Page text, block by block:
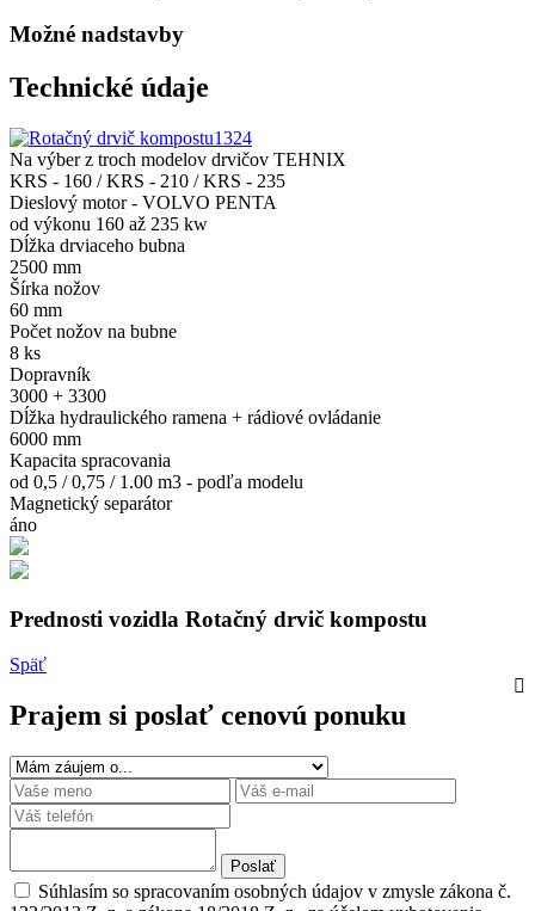
Možné nadstavby
Technické údaje
Na výber z troch modelov drvičov TEHNIX
KRS - 160 / KRS - 210 / KRS - 235
Dieslový motor - VOLVO PENTA
od výkonu 160 až 235 kw
Dĺžka drviaceho bubna
2500 mm
Šírka nožov
60 mm
Počet nožov na bubne
8 ks
Dopravník
3000 + 3300
Dĺžka hydraulického ramena + rádiové ovládanie
6000 mm
Kapacita spracovania
od 0,5 / 0,75 / 1.00 m3 - podľa modelu
Magnetický separátor
áno
Prednosti vozidla Rotačný drvič kompostu
Späť
Prajem si poslať cenovú ponuku
Poslať
Súhlasím so spracovaním osobných údajov v zmysle zákona č.